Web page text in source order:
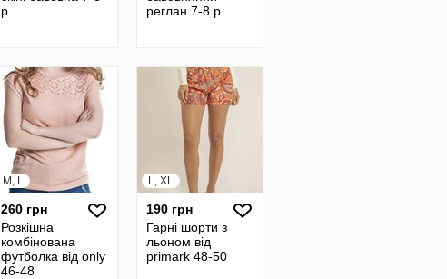
р
реглан 7-8 р
M, L
260 грн
Розкішна
комбінована
футболка від only
46-48
L, XL
190 грн
Гарні шорти з
льоном від
primark 48-50